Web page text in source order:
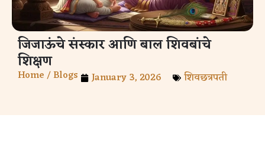
जिजाऊंचे संस्कार आणि बाल शिवबांचे
शिक्षण
Home /Blogs January 3, 2026 शिवछत्रपती